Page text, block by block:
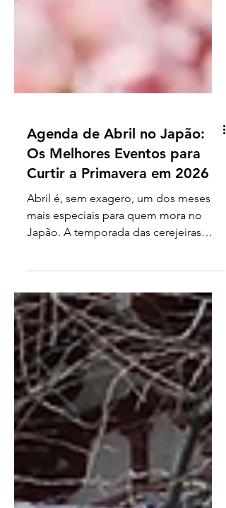
Agenda de Abril no Japão:
Os Melhores Eventos para
Curtir a Primavera em 2026
Abril é, sem exagero, um dos meses
mais especiais para quem mora no
gostoso, e a cidade inteira parece
despertar para uma nova versão de si
mesma.